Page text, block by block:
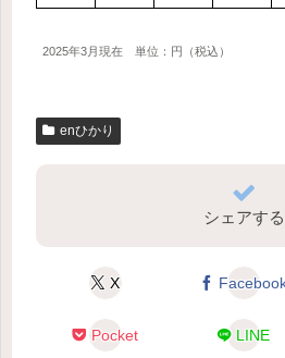
2025年3月現在 単位：円（税込）
enひかり
シェアする
X
Pocket LINE